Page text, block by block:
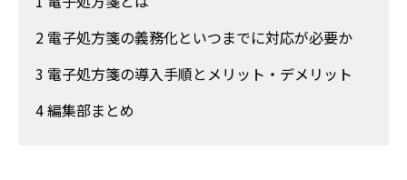
2 電子処方箋の義務化といつまでに対応が必要か
3 電子処方箋の導入手順とメリット・デメリット
4 編集部まとめ